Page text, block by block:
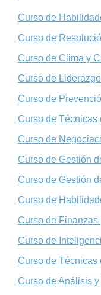
Curso de
Curso de
Curso de Clima y
Curso de
Curso de
Curso de Técnicas
Curso de
Curso de Gestión
Curso de Gestión
Curso de
Curso de
Curso de
Curso de Técnicas
Curso de Análisis